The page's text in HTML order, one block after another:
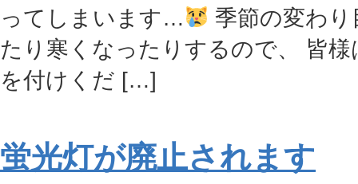
ってしまいます…
季節の変わ
たり寒くなったりするので、 皆
を付けくだ […]
蛍光灯が廃止されます